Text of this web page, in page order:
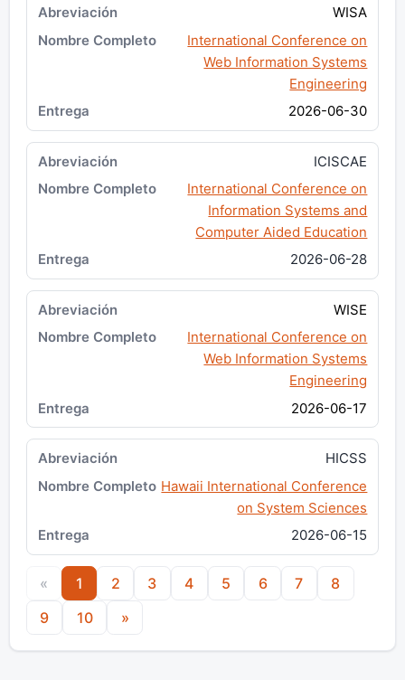
WISA
International Conference on
Web Information Systems
Engineering
2026-06-30
ICISCAE
International Conference on
Information Systems and
Computer Aided Education
2026-06-28
WISE
International Conference on
Web Information Systems
Engineering
2026-06-17
HICSS
Hawaii International Conference
on System Sciences
2026-06-15
« 1 2 3 4 5 6 7
8
9
10 »